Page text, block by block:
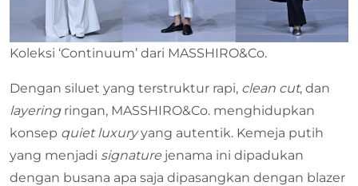
Koleksi ‘Continuum’ dari MASSHIRO&Co.
Dengan siluet yang terstruktur rapi, clean cut, dan
layeringringan, MASSHIRO&Co. menghidupkan
konsep quiet luxuryyang autentik. Kemeja putih
yang menjadi signature jenama ini dipadukan
dengan busana apa saja dipasangkan dengan blazer